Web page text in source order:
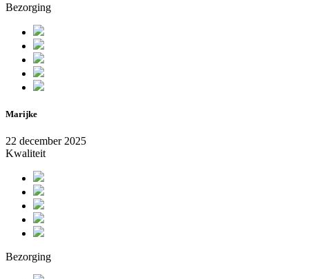
Bezorging
Marijke
22 december 2025
Kwaliteit
Bezorging